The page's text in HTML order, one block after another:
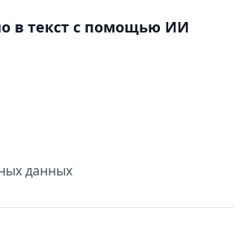
в текст с помощью ИИ
данных